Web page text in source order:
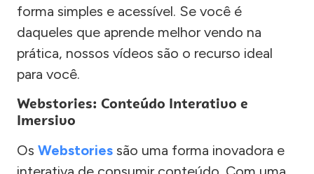
forma simples e acessível. Se você é
daqueles que aprende melhor vendo na
prática, nossos vídeos são o recurso ideal
para você.
Webstories: Conteúdo Interativo e
Imersivo
Os Webstories são uma forma inovadora e